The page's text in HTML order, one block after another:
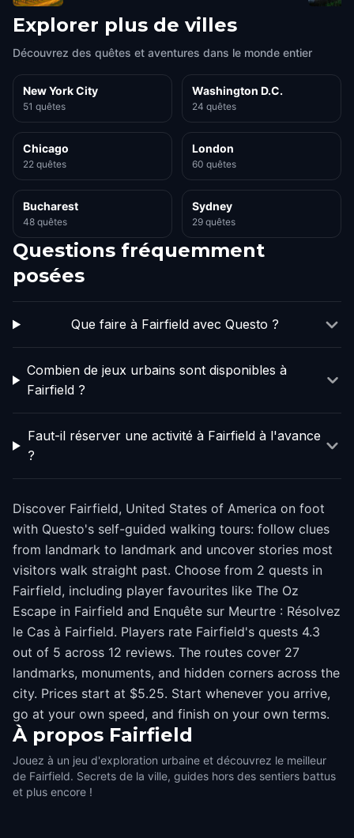
Explorer plus de villes
Découvrez des quêtes et aventures dans le monde entier
New York City
51 quêtes
Washington D.C.
24 quêtes
Chicago
22 quêtes
London
60 quêtes
Bucharest
48 quêtes
Sydney
29 quêtes
Questions fréquemment
posées
Que faire à Fairfield avec Questo ?
Combien de jeux urbains sont disponibles à
Fairfield ?
Faut-il réserver une activité à Fairfield à l'avance
?
Discover Fairfield, United States of America on foot
with Questo's self-guided walking tours: follow clues
from landmark to landmark and uncover stories most
visitors walk straight past. Choose from 2 quests in
Fairfield, including player favourites like The Oz
Escape in Fairfield and Enquête sur Meurtre : Résolvez
le Cas à Fairfield. Players rate Fairfield's quests 4.3
out of 5 across 12 reviews. The routes cover 27
landmarks, monuments, and hidden corners across the
city. Prices start at $5.25. Start whenever you arrive,
go at your own speed, and finish on your own terms.
À propos Fairfield
Jouez à un jeu d'exploration urbaine et découvrez le meilleur
de Fairfield. Secrets de la ville, guides hors des sentiers battus
et plus encore !